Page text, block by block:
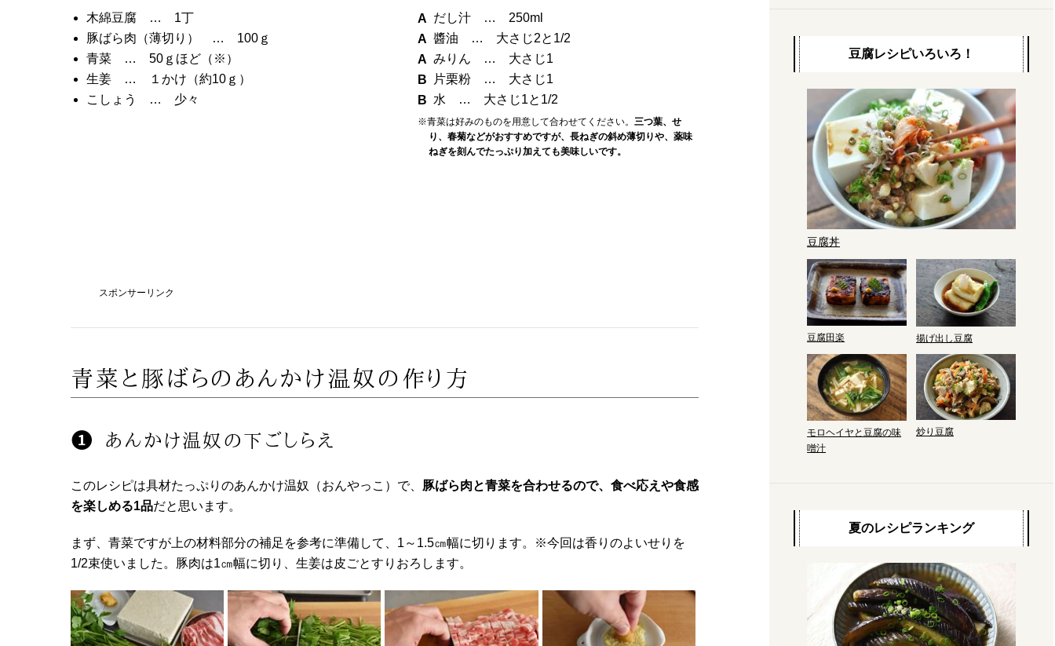
木綿豆腐 … 1丁
豚ばら肉（薄切り） … 100ｇ
青菜 … 50ｇほど（※）
生姜 … １かけ（約10ｇ）
こしょう … 少々
だし汁 … 250ml
醬油 … 大さじ2と1/2
みりん … 大さじ1
片栗粉 … 大さじ1
水 … 大さじ1と1/2
※青菜は好みのものを用意して合わせてください。 三つ葉、せ
り、春菊などがおすすめですが、長ねぎの斜め薄切りや、薬味
ねぎを刻んでたっぷり加えても美味しいです。
スポンサーリンク
青菜と豚ばらのあんかけ温奴の作り方
あんかけ温奴の下ごしらえ
このレシピは具材たっぷりのあんかけ温奴（おんやっこ）で、 豚ばら肉と青菜を合わせるので、食べ応えや食感
を楽しめる1品だと思います。
まず、青菜ですが上の材料部分の補足を参考に準備して、1～1.5㎝幅に切ります。※今回は香りのよいせりを
1/2束使いました。豚肉は1㎝幅に切り、生姜は皮ごとすりおろします。
豆腐レシピいろいろ！
豆腐丼
豆腐田楽 揚げ出し豆腐
モロヘイヤと豆腐の味
噌汁
炒り豆腐
夏のレシピランキング